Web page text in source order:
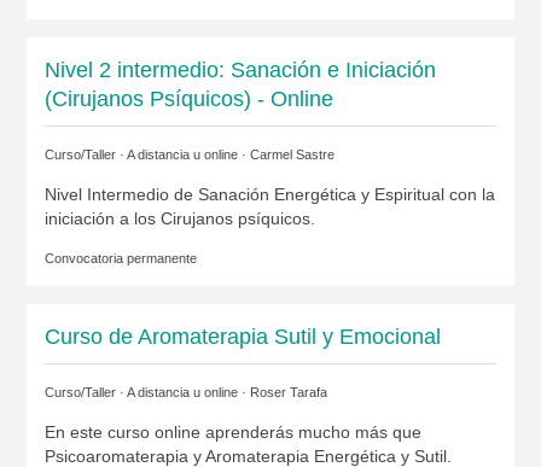
Nivel 2 intermedio: Sanación e Iniciación
(Cirujanos Psíquicos) - Online
Curso/Taller · A distancia u online · Carmel Sastre
Nivel Intermedio de Sanación Energética y Espiritual con la
iniciación a los Cirujanos psíquicos.
Convocatoria permanente
Curso de Aromaterapia Sutil y Emocional
Curso/Taller · A distancia u online · Roser Tarafa
En este curso online aprenderás mucho más que
Psicoaromaterapia y Aromaterapia Energética y Sutil.